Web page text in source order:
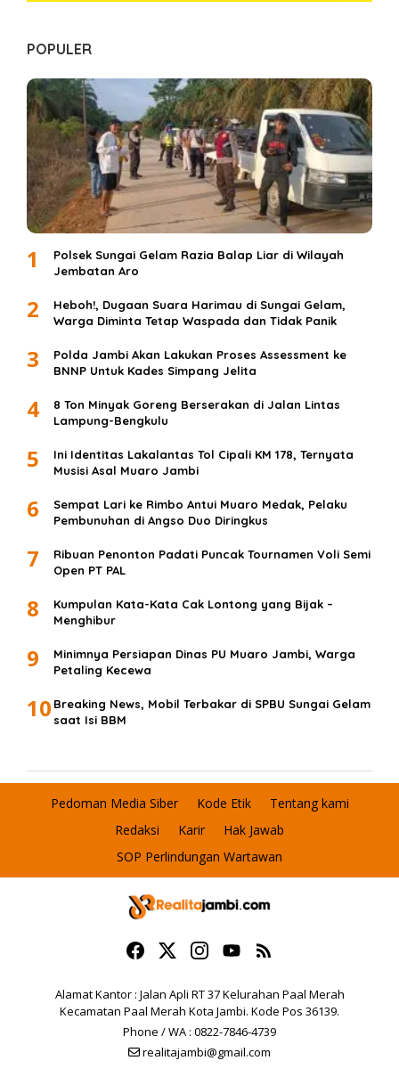
POPULER
1
Polsek Sungai Gelam Razia Balap Liar di Wilayah
Jembatan Aro
2
Heboh!, Dugaan Suara Harimau di Sungai Gelam,
Warga Diminta Tetap Waspada dan Tidak Panik
3
Polda Jambi Akan Lakukan Proses Assessment ke
BNNP Untuk Kades Simpang Jelita
4
8 Ton Minyak Goreng Berserakan di Jalan Lintas
Lampung-Bengkulu
5
Ini Identitas Lakalantas Tol Cipali KM 178, Ternyata
Musisi Asal Muaro Jambi
6
Sempat Lari ke Rimbo Antui Muaro Medak, Pelaku
Pembunuhan di Angso Duo Diringkus
7
Ribuan Penonton Padati Puncak Tournamen Voli Semi
Open PT PAL
8
Kumpulan Kata-Kata Cak Lontong yang Bijak –
Menghibur
9
Minimnya Persiapan Dinas PU Muaro Jambi, Warga
Petaling Kecewa
10 Breaking News, Mobil Terbakar di SPBU Sungai Gelam
saat Isi BBM
Pedoman Media Siber Kode Etik
Tentang kami
Redaksi
Karir
Hak Jawab
SOP Perlindungan Wartawan
Alamat Kantor : Jalan Apli RT 37 Kelurahan Paal Merah
Kecamatan Paal Merah Kota Jambi. Kode Pos 36139.
Phone / WA : 0822-7846-4739
realitajambi@gmail.com